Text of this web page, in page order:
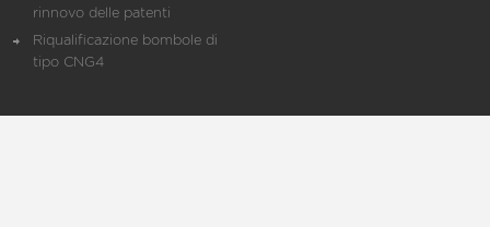
rinnovo delle patenti
Riqualificazione bombole di
tipo CNG4